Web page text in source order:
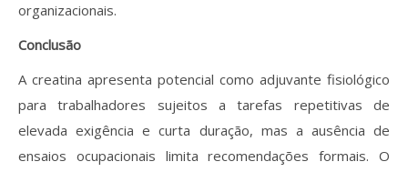
organizacionais.
Conclusão
A creatina apresenta potencial como adjuvante fisiológico
para trabalhadores sujeitos a tarefas repetitivas de
elevada exigência e curta duração, mas a ausência de
ensaios ocupacionais limita recomendações formais. O